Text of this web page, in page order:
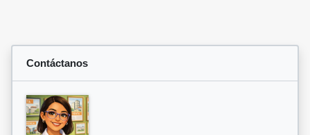
Contáctanos